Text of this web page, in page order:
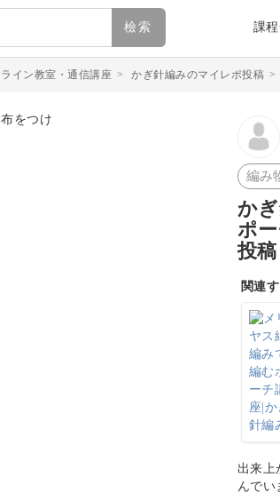
檢索 課
イン教室・通信講座 > かぎ針編みのマイレポ投稿 >
編み
か
ポ
投稿
関連
出来上
んでい